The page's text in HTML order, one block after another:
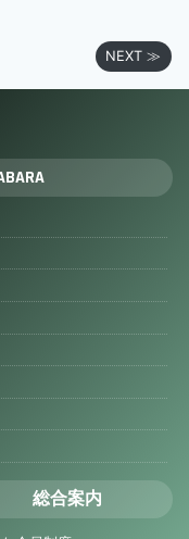
NEXT ≫
総合案内